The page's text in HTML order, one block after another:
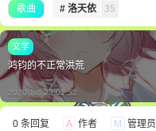
歌曲 # 洛天依 35
文学
鸿钧的不正常洪荒
2020-1-3 23:01:52
0 条回复 A 作者 M 管理员